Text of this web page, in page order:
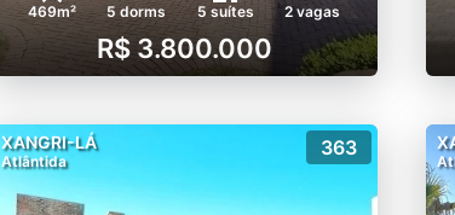
469m² 5 dorms 5 suítes 2 vagas
R$ 3.800.000
XANGRI-LÁ
Atlântida
363